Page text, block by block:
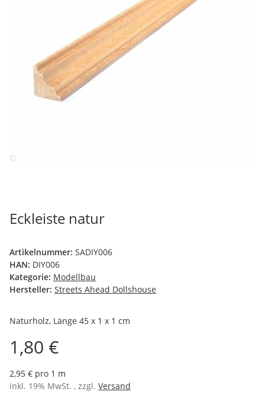
Eckleiste natur
Artikelnummer: SADIY006
HAN: DIY006
Kategorie: Modellbau
Hersteller: Streets Ahead Dollshouse
Naturholz, Länge 45 x 1 x 1 cm
1,80 €
2,95 € pro 1 m
inkl. 19% MwSt. , zzgl. Versand